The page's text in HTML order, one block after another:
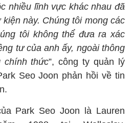
nhiều lĩnh vực khác nhau đã
này. Chúng tôi mong các
tôi không thể đưa ra xác
tư của anh ấy, ngoài thông
chính thức”, công ty quản lý
Seo Joon phản hồi về tin
Park Seo Joon là Lauren